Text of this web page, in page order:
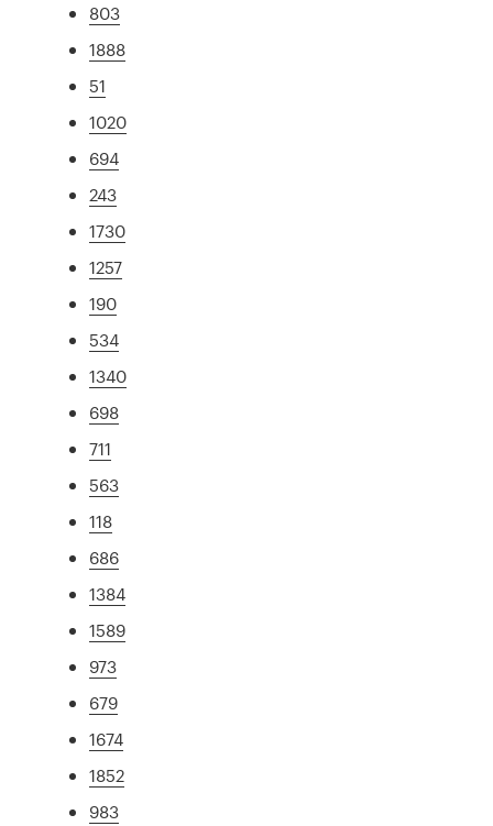
803
1888
51
1020
694
243
1730
1257
190
534
1340
698
711
563
118
686
1384
1589
973
679
1674
1852
983